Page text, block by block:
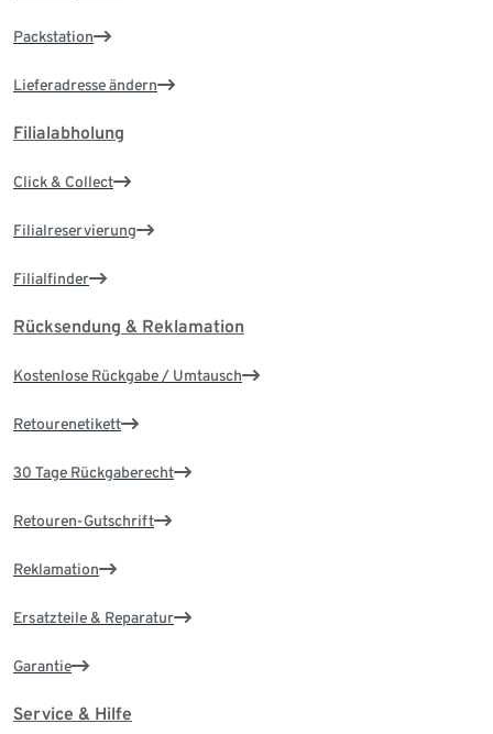
Packstation
Lieferadresse ändern
Filialabholung
Click & Collect
Filialreservierung
Filialfinder
Rücksendung & Reklamation
Kostenlose Rückgabe / Umtausch
Retourenetikett
30 Tage Rückgaberecht
Retouren-Gutschrift
Reklamation
Ersatzteile & Reparatur
Garantie
Service & Hilfe